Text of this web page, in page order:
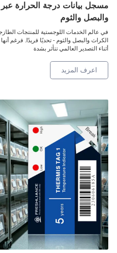
والبصل والثوم
في عالم الخدمات اللوجستية للمنتجات
الكراث والبصل والثوم - تحديًا فريدًا. فرغم
أثناء التصدير العالمي تتأثر بشدة
اعرف المزيد